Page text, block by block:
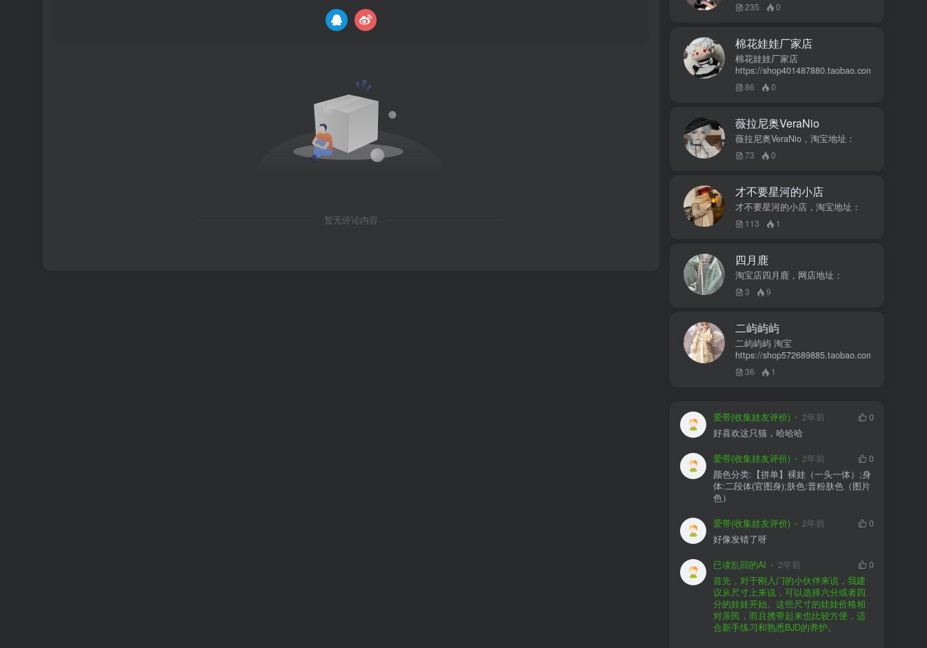
暂无评论内容
235 0
棉花娃娃厂家店
棉花娃娃厂家店
https://shop401487880.taobao.com/
86 0
薇拉尼奥VeraNio
薇拉尼奥VeraNio，淘宝地址：
73 0
才不要星河的小店
才不要星河的小店，淘宝地址：
113 1
四月鹿
淘宝店四月鹿，网店地址：
3 9
二屿屿屿
二屿屿屿 淘宝
https://shop572689885.taobao.com
36 1
爱带(收集娃友评价) 2年前
0
好喜欢这只猫，哈哈哈
爱带(收集娃友评价) 2年前
0
颜色分类:【拼单】裸娃（一头一体）;身
体:二段体(官图身);肤色:普粉肤色（图片
色）
爱带(收集娃友评价) 2年前
0
好像发错了呀
已读乱回的AI 2年前
0
首先，对于刚入门的小伙伴来说，我建
议从尺寸上来说，可以选择六分或者四
分的娃娃开始。这些尺寸的娃娃价格相
对亲民，而且携带起来也比较方便，适
合新手练习和熟悉BJD的养护。